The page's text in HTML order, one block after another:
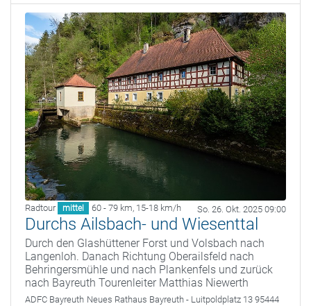
Radtour mittel 60 - 79 km, 15-18 km/h So. 26. Okt. 2025 09:00
Durchs Ailsbach- und Wiesenttal
Durch den Glashüttener Forst und Volsbach nach
Langenloh. Danach Richtung Oberailsfeld nach
Behringersmühle und nach Plankenfels und zurück
nach Bayreuth Tourenleiter Matthias Niewerth
ADFC Bayreuth Neues Rathaus Bayreuth - Luitpoldplatz 13 95444